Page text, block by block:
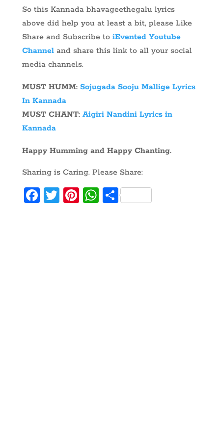
So this Kannada bhavageethegalu lyrics
above did help you at least a bit, please Like
Share and Subscribe to iEvented Youtube
Channeland share this link to all your social
media channels.
MUST HUMM: Sojugada Sooju Mallige Lyrics
In Kannada
MUST CHANT: Aigiri Nandini Lyrics in
Kannada
Happy Humming and Happy Chanting.
Sharing is Caring. Please Share:
Fa T
Pi
W S